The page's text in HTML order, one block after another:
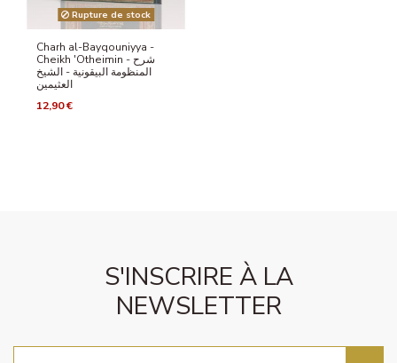
Rupture de stock
Charh al-Bayqouniyya -
Cheikh 'Otheimin - شرح
المنظومة البيقونية - الشيخ
العثيمين
12,90 €
S'INSCRIRE À LA
NEWSLETTER